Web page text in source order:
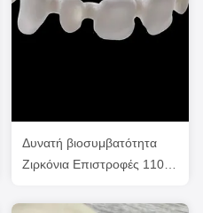
Δυνατή βιοσυμβατότητα
Ζιρκόνια Επιστροφές 1100